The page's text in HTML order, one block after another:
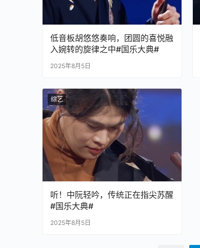
低音板胡悠悠奏响，团圆的喜悦融
入婉转的旋律之中#国乐大典#
2025年8月5日
综艺
听！中阮轻吟，传统正在指尖苏醒
#国乐大典#
2025年8月5日